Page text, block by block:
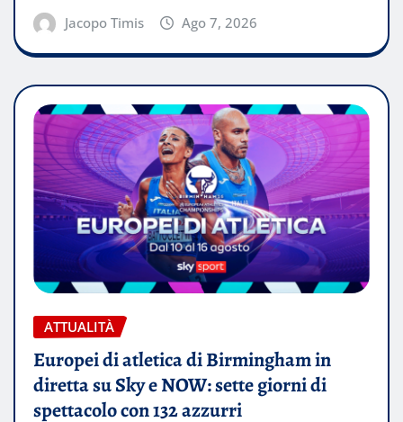
Jacopo Timis Ago 7, 2026
ATTUALITÀ
Europei di atletica di Birmingham in
diretta su Sky e NOW: sette giorni di
spettacolo con 132 azzurri